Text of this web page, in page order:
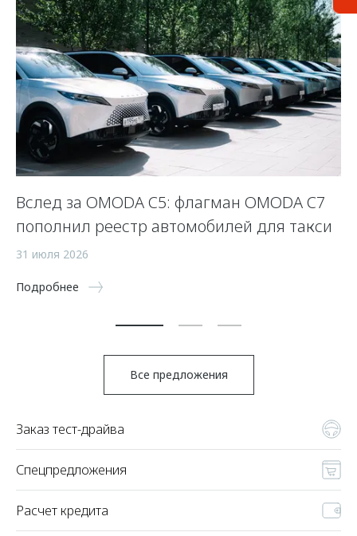
Вслед за OMODA C5: флагман OMODA C7
пополнил реестр автомобилей для такси
31 июля 2026
Подробнее
Все предложения
Заказ тест-драйва
Спецпредложения
Расчет кредита